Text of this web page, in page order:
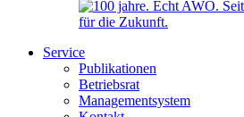
Service
Publikationen
Betriebsrat
Managementsystem